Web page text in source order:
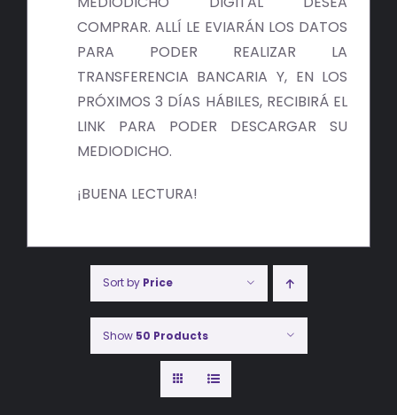
ACTUALIDAD
CONTACTO
COMPRAR. ALLÍ LE EVIARÁN LOS DATOS
PARA PODER REALIZAR LA
TRANSFERENCIA BANCARIA Y, EN LOS
PRÓXIMOS 3 DÍAS HÁBILES, RECIBIRÁ EL
LINK PARA PODER DESCARGAR SU
MEDIODICHO.
¡BUENA LECTURA!
Sort by Price
Show 50 Products